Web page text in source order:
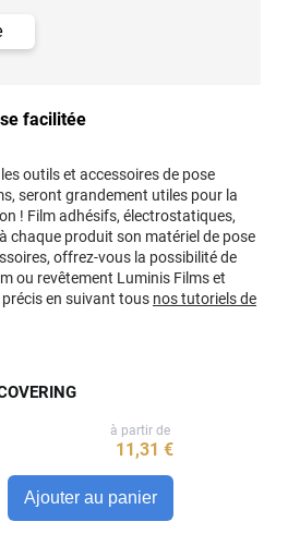
facilitée
outils et accessoires de pose
seront grandement utiles pour la
! Film adhésifs, électrostatiques,
chaque produit son matériel de pose
offrez-vous la possibilité de
ou revêtement Luminis Films et
en suivant tous nos tutoriels de
Ajouter au panier
à partir de
11,31 €